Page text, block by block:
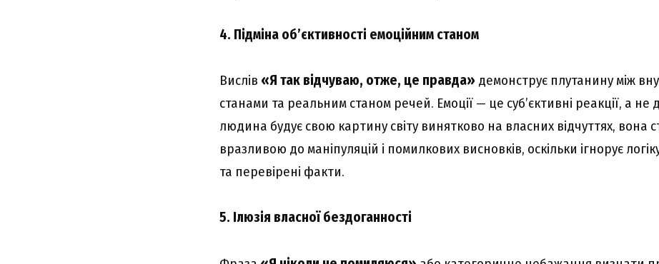
4. Підміна об’єктивності емоційним станом
Вислів «Я так відчуваю, отже, це правда» демонструє плутанину між
станами та реальним станом речей. Емоції — це суб’єктивні реакції, а не
людина будує свою картину світу винятково на власних відчуттях, вона
вразливою до маніпуляцій і помилкових висновків, оскільки ігнорує
та перевірені факти.
5. Ілюзія власної бездоганності